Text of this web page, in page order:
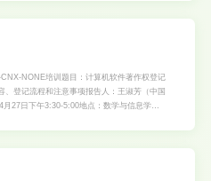
NONE培训题目：计算机软件著作权登记
登记流程和注意事项报告人：王淑芳（中国
27日下午3:30-5:00地点：数学与信息学院
学积极参加！科学研究院（新农村发展研究